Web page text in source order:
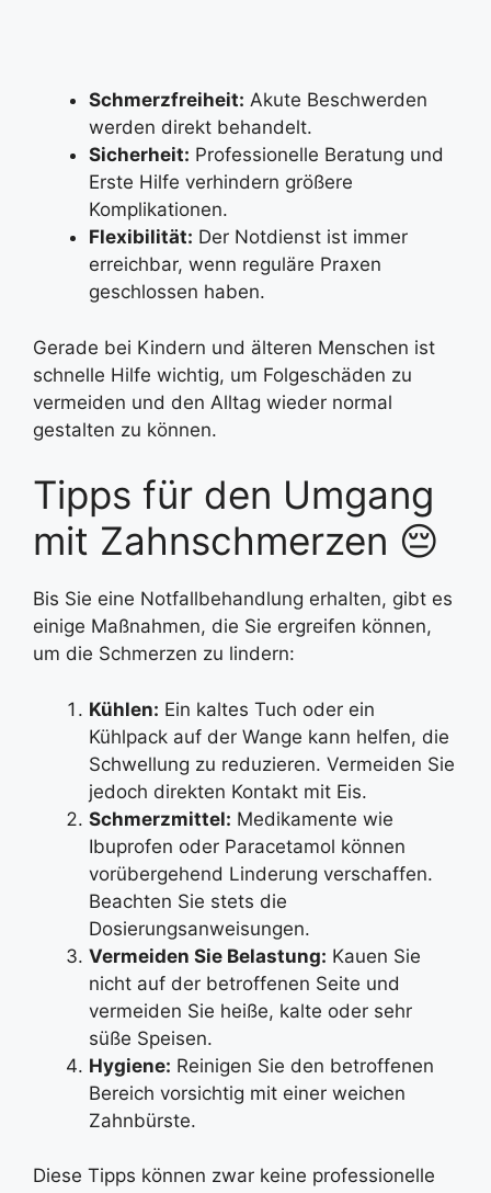
Schmerzfreiheit: Akute Beschwerden
werden direkt behandelt.
Sicherheit: Professionelle Beratung und
Erste Hilfe verhindern größere
Komplikationen.
Flexibilität: Der Notdienst ist immer
erreichbar, wenn reguläre Praxen
geschlossen haben.
Gerade bei Kindern und älteren Menschen ist
schnelle Hilfe wichtig, um Folgeschäden zu
vermeiden und den Alltag wieder normal
gestalten zu können.
Tipps für den Umgang
mit Zahnschmerzen 😔
Bis Sie eine Notfallbehandlung erhalten, gibt es
einige Maßnahmen, die Sie ergreifen können,
um die Schmerzen zu lindern:
Kühlen: Ein kaltes Tuch oder ein
Kühlpack auf der Wange kann helfen, die
Schwellung zu reduzieren. Vermeiden Sie
jedoch direkten Kontakt mit Eis.
Schmerzmittel: Medikamente wie
Ibuprofen oder Paracetamol können
vorübergehend Linderung verschaffen.
Beachten Sie stets die
Dosierungsanweisungen.
Vermeiden Sie Belastung: Kauen Sie
nicht auf der betroffenen Seite und
vermeiden Sie heiße, kalte oder sehr
süße Speisen.
Hygiene: Reinigen Sie den betroffenen
Bereich vorsichtig mit einer weichen
Zahnbürste.
Diese Tipps können zwar keine professionelle